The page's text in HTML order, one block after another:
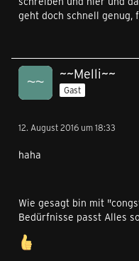
geht doch schnell genug,
~~Melli~~
Gast
12. August 2016 um 18:33
haha
Wie gesagt bin mit
Bedürfnisse passt Alles